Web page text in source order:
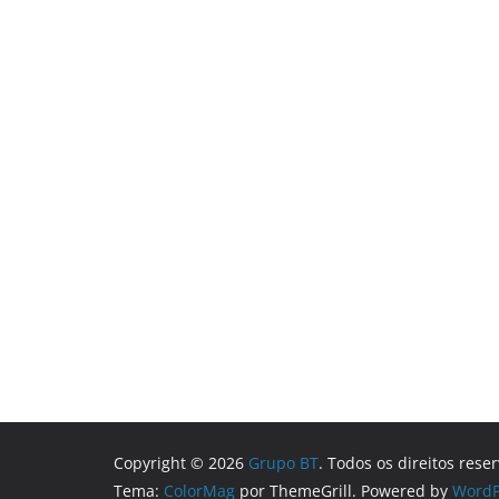
Copyright © 2026 Grupo BT. Todos os direitos
Tema: ColorMag por ThemeGrill. Powered by